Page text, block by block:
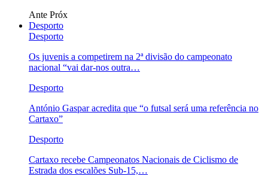
Ante Próx
Desporto
Desporto
Os juvenis a competirem na 2ª divisão do campeonato
nacional “vai dar-nos outra…
Desporto
António Gaspar acredita que “o futsal será uma referência no
Cartaxo”
Desporto
Cartaxo recebe Campeonatos Nacionais de Ciclismo de
Estrada dos escalões Sub-15,…